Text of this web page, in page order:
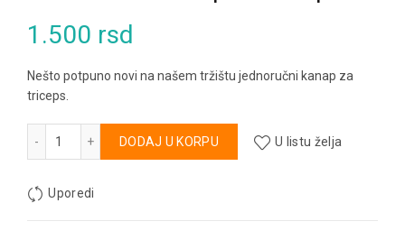
1.500 rsd
Nešto potpuno novi na našem tržištu jednoručni kanap za
triceps.
Jednoručni kanap za triceps količina
DODAJ U KORPU
Alternative:
U listu želja
Uporedi